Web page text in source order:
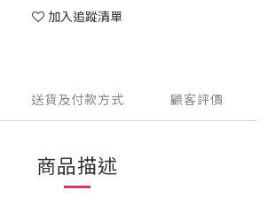
加入追蹤清單
送貨及付款方式 顧客評價
商品描述